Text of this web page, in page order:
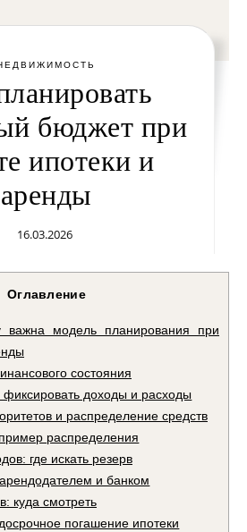
бюджет при
ипотеки и
аренды
16.03.2026
Оглавление
важна модель планирования при
состояния
фиксировать доходы и расходы
и распределение средств
распределения
где искать резерв
и банком
куда смотреть
погашение ипотеки